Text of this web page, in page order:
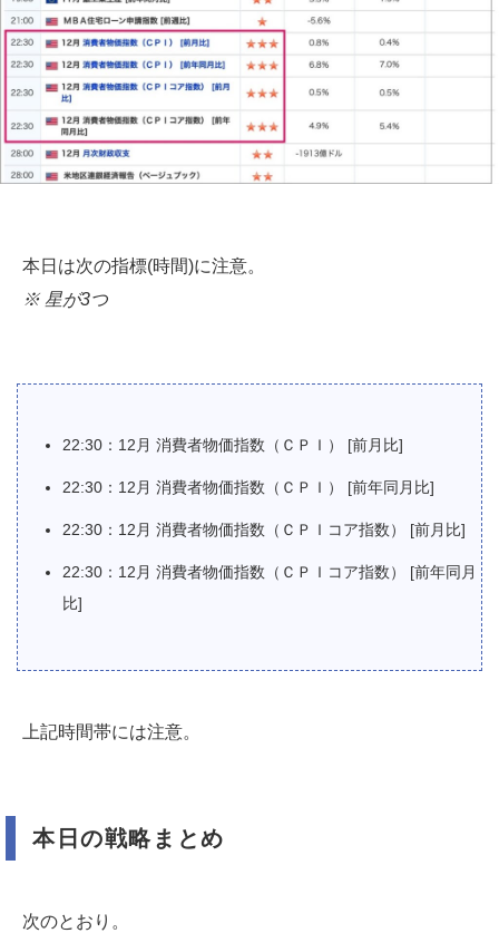
本日は次の指標(時間)に注意。
※ 星が3つ
22:30：12月 消費者物価指数（ＣＰＩ） [前月比]
22:30：12月 消費者物価指数（ＣＰＩ） [前年同月比]
22:30：12月 消費者物価指数（ＣＰＩコア指数） [前月比]
22:30：12月 消費者物価指数（ＣＰＩコア指数） [前年同月
比]
上記時間帯には注意。
本日の戦略まとめ
次のとおり。